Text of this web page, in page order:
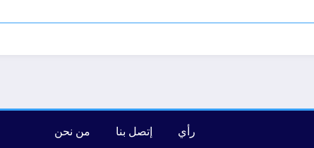
رأي إتصل بنا من نحن